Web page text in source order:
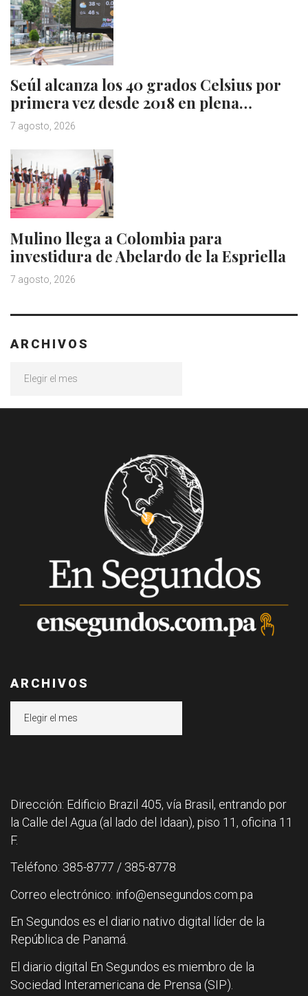
Seúl alcanza los 40 grados Celsius por
primera vez desde 2018 en plena…
7 agosto, 2026
Mulino llega a Colombia para
investidura de Abelardo de la Espriella
7 agosto, 2026
ARCHIVOS
ARCHIVOS
Dirección: Edificio Brazil 405, vía Brasil, entrando por
la Calle del Agua (al lado del Idaan), piso 11, oficina 11
F.
Teléfono: 385-8777 / 385-8778
Correo electrónico: info@ensegundos.com.pa
En Segundos es el diario nativo digital líder de la
República de Panamá.
El diario digital En Segundos es miembro de la
Sociedad Interamericana de Prensa (SIP).